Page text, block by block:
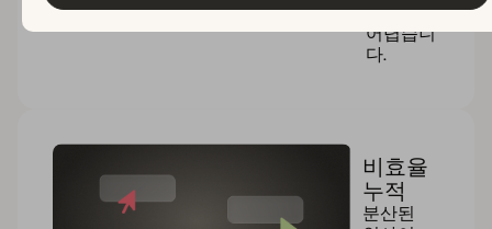
좁히기
어렵습니
다.
비효율
누적
분산된